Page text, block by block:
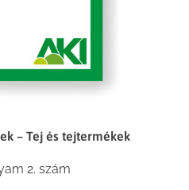
– Tej és tejtermékek
2. szám